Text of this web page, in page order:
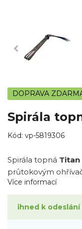
DOPRAVA
Spirála
Kód: vp-5819306
Spirála topná Titan
průtokovým
Více informací
ihned k odeslání